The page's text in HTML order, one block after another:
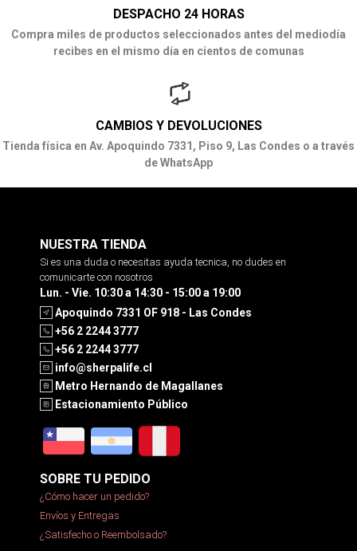
DESPACHO 24 HORAS
Compra miles de productos seleccionados antes del mediodía
recibes en el mismo día en cientos de comunas
CAMBIOS Y DEVOLUCIONES
Tienda física en Av. Apoquindo 7331, Piso 9, Las Condes o a través
de WhatsApp
NUESTRA TIENDA
Si es una duda o necesitas ayuda tecnica, no dudes en
comunicarte con nosotros
Lun. - Vie. 10:30 a 14:30 - 15:00 a 19:00
Apoquindo 7331 OF 918 - Las Condes
+56 2 2244 3777
+56 2 2244 3777
info@sherpalife.cl
Metro Hernando de Magallanes
Estacionamiento Público
SOBRE TU PEDIDO
¿Cómo hacer un pedido?
Envíos y Entregas
¿Satisfecho o Reembolsado?